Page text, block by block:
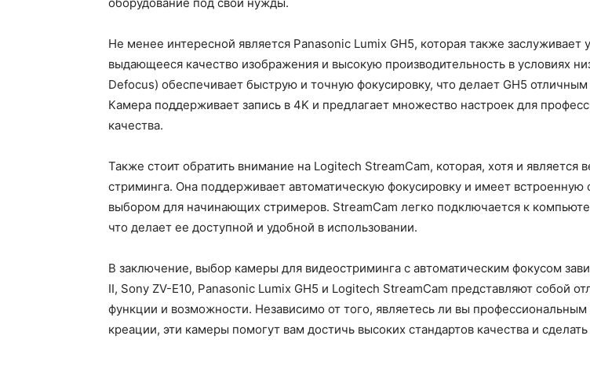
Не менее интересной является Panasonic Lumix GH5, которая также
выдающееся качество изображения и высокую производительность в условиях
Defocus) обеспечивает быструю и точную фокусировку, что делает GH5
Камера поддерживает запись в 4K и предлагает множество настроек для
качества.
Также стоит обратить внимание на Logitech StreamCam, которая, хотя и
стриминга. Она поддерживает автоматическую фокусировку и имеет
выбором для начинающих стримеров. StreamCam легко подключается к
что делает ее доступной и удобной в использовании.
В заключение, выбор камеры для видеостриминга с автоматическим фокусом
II, Sony ZV-E10, Panasonic Lumix GH5 и Logitech StreamCam представляют собой
функции и возможности. Независимо от того, являетесь ли вы
креации, эти камеры помогут вам достичь высоких стандартов качества и